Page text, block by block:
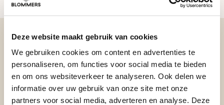
Deze website maakt gebruik van cookies
We gebruiken cookies om content en advertenties te
personaliseren, om functies voor social media te bieden
en om ons websiteverkeer te analyseren. Ook delen we
informatie over uw gebruik van onze site met onze
partners voor social media, adverteren en analyse. Deze
Stel je vraag
BEKIJK ONZE REVIEWS
REVIEWS Je beoordeling toevoegen